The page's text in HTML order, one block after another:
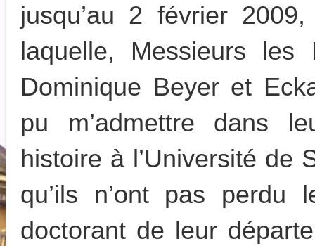
jusqu’au 2 février
laquelle, Messieurs les
Dominique Beyer et
pu m’admettre dans
histoire à l’Université de
qu’ils n’ont pas
doctorant de leur